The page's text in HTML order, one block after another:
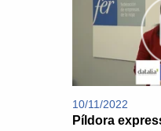
10/11/2022
Píldora